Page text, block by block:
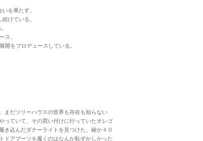
を果たす。
けている。
ス、
開をプロデュースしている。
まだツリーハウスの世界も存在も知らない
っていて、その買い付けに行っていたオレゴ
き込んだダナーライトを見つけた。確か４０
ドアブーツを履くのはなんか恥ずかしかった